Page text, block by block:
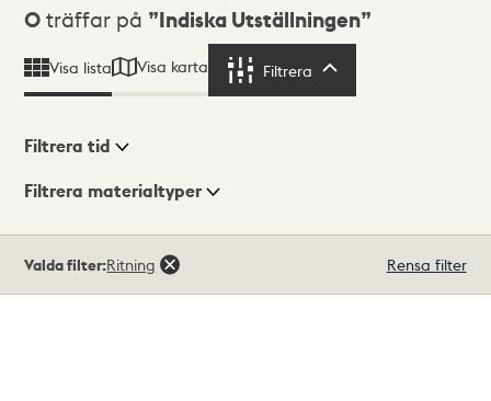
Sökresultat
0 träffar på Indiska Utställningen
Visa lista Visa karta Filtrera
Visningsläge
Filtrera tid
Filtrera materialtyper
träffar
Valda filter:Ritning Rensa filter